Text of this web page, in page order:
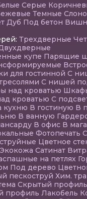
Серые
Темные
Дуб Под бетон
Трехдверные
купе Парящие
для гостинной С
С нишей
над кроватью
кроватью С
кухню В гостиную В
В ванную
В офис В
Фотопечать
Цветное
Экокожа Сатинат
на петлях
Под дерево
пескоструй Хим.
Скрытый профиль
профиль Лакобель